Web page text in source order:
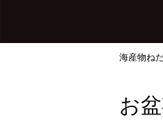
海産物ね
お